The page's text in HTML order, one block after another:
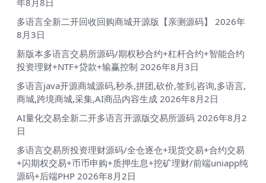
年8月8日
多语言全新二开回收回购商城开源版【亲测源码】
2026年
8月3日
新版本多语言交易所源码/期权秒合约+杠杆合约+智能合约
投资理财+NTF+贷款+输赢控制 2026年8月3日
多语言java开源商城源码,秒杀,拼团,砍价,签到,咨询,多语言,
商城,跨境商城,采集,AI商品内容生成 2026年8月2日
AI量化交易全新二开多语言开源版交易所源码 2026年8月2
日
多语言交易所投资理财源码/全仓逐仓+现货交易+合约交易
+闪期权交易+币币申购+质押生息+挖矿理财/前端uniapp纯
源码+后端PHP 2026年8月2日